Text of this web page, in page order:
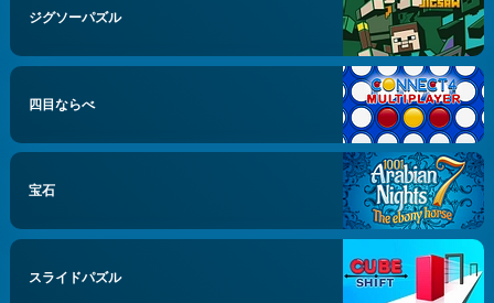
ジグソーパズル
四目ならべ
宝石
スライドパズル